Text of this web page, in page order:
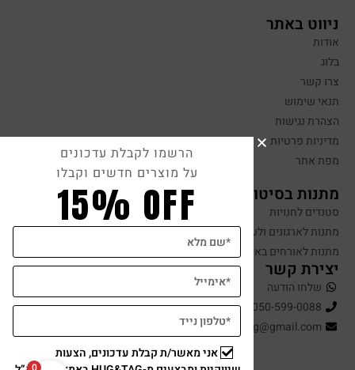
ניווט באתר
אודות
בלוג
צרו קשר
תנאי שימוש
הצהרת נגישות
מדיניות פרטיות
מפת אתר
מתנות בסיטונאות
סטנדים לחנויות
מתנות לארגונים ולעובדים
מתנות לאורחים באירועים
יצירת קשר
שלחו הודעה
050-599-0088
hugandtag@gmail.com
הרשמו לקבלת עדכונים
על מוצרים חדשים וקבלו
15% OFF
אני מאשר/ת קבלת עדכונים, הצעות